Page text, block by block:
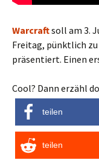
Warcraftsoll am 3.
Freitag, pünktlich zu
präsentiert. Einen
Cool? Dann erzähl
teilen
teilen